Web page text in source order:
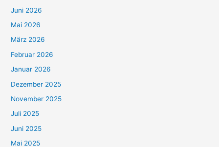
Juni 2026
Mai 2026
März 2026
Februar 2026
Januar 2026
Dezember 2025
November 2025
Juli 2025
Juni 2025
Mai 2025